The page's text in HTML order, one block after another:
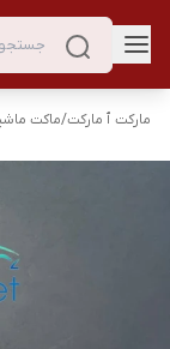
مارکت ٱ مارکت/ماکت